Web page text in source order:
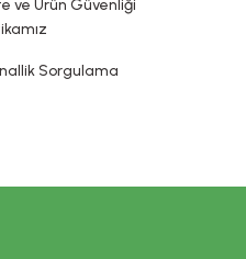
ve Ürün Güvenliği
Sorgulama